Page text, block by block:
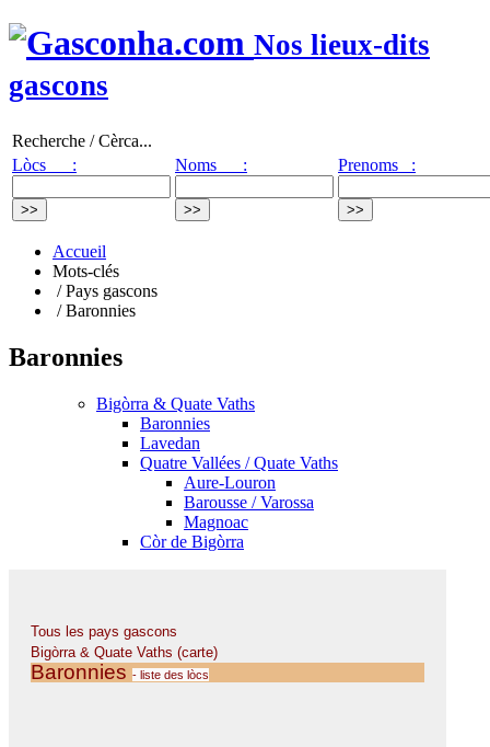
Nos lieux-dits
gascons
Recherche / Cèrca...
Lòcs :
Noms : Prenoms :
Accueil
Mots-clés
/ Pays gascons
/ Baronnies
Baronnies
Bigòrra & Quate Vaths
Baronnies
Lavedan
Quatre Vallées / Quate Vaths
Aure-Louron
Barousse / Varossa
Magnoac
Còr de Bigòrra